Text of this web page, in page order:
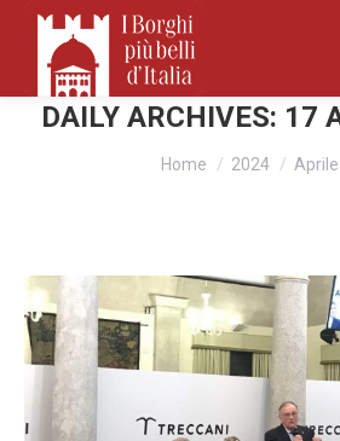
DAILY ARCHIVES: 17
You are here:
Home 2024 Aprile